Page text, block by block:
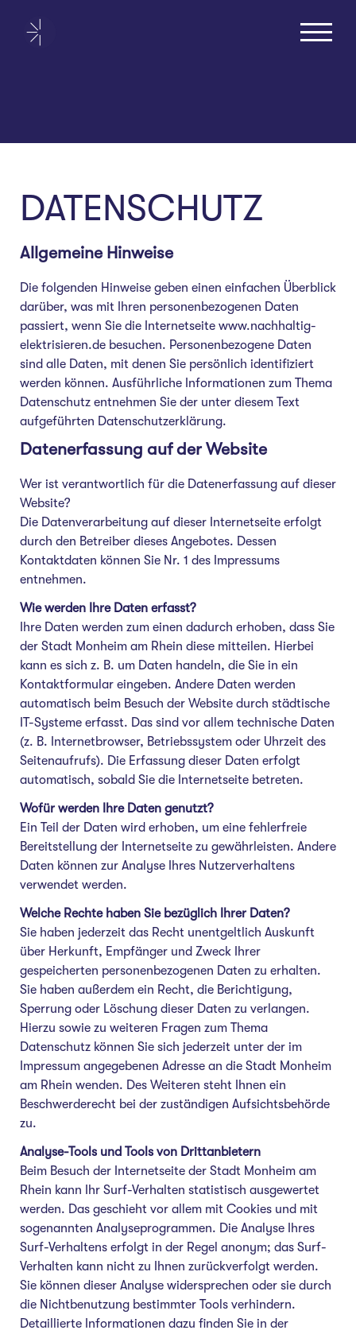
Inhalt
springen
DATENSCHUTZ
Allgemeine Hinweise
Die folgenden Hinweise geben einen einfachen Überblick
darüber, was mit Ihren personenbezogenen Daten
passiert, wenn Sie die Internetseite www.nachhaltig-
elektrisieren.de besuchen. Personenbezogene Daten
sind alle Daten, mit denen Sie persönlich identifiziert
werden können. Ausführliche Informationen zum Thema
Datenschutz entnehmen Sie der unter diesem Text
aufgeführten Datenschutzerklärung.
Datenerfassung auf der Website
Wer ist verantwortlich für die Datenerfassung auf dieser
Website?
Die Datenverarbeitung auf dieser Internetseite erfolgt
durch den Betreiber dieses Angebotes. Dessen
Kontaktdaten können Sie Nr. 1 des Impressums
entnehmen.
Wie werden Ihre Daten erfasst?
Ihre Daten werden zum einen dadurch erhoben, dass Sie
der Stadt Monheim am Rhein diese mitteilen. Hierbei
kann es sich z. B. um Daten handeln, die Sie in ein
Kontaktformular eingeben. Andere Daten werden
automatisch beim Besuch der Website durch städtische
IT-Systeme erfasst. Das sind vor allem technische Daten
(z. B. Internetbrowser, Betriebssystem oder Uhrzeit des
Seitenaufrufs). Die Erfassung dieser Daten erfolgt
automatisch, sobald Sie die Internetseite betreten.
Wofür werden Ihre Daten genutzt?
Ein Teil der Daten wird erhoben, um eine fehlerfreie
Bereitstellung der Internetseite zu gewährleisten. Andere
Daten können zur Analyse Ihres Nutzerverhaltens
verwendet werden.
Welche Rechte haben Sie bezüglich Ihrer Daten?
Sie haben jederzeit das Recht unentgeltlich Auskunft
über Herkunft, Empfänger und Zweck Ihrer
gespeicherten personenbezogenen Daten zu erhalten.
Sie haben außerdem ein Recht, die Berichtigung,
Sperrung oder Löschung dieser Daten zu verlangen.
Hierzu sowie zu weiteren Fragen zum Thema
Datenschutz können Sie sich jederzeit unter der im
Impressum angegebenen Adresse an die Stadt Monheim
am Rhein wenden. Des Weiteren steht Ihnen ein
Beschwerderecht bei der zuständigen Aufsichtsbehörde
zu.
Analyse-Tools und Tools von Drittanbietern
Beim Besuch der Internetseite der Stadt Monheim am
Rhein kann Ihr Surf-Verhalten statistisch ausgewertet
werden. Das geschieht vor allem mit Cookies und mit
sogenannten Analyseprogrammen. Die Analyse Ihres
Surf-Verhaltens erfolgt in der Regel anonym; das Surf-
Verhalten kann nicht zu Ihnen zurückverfolgt werden.
Sie können dieser Analyse widersprechen oder sie durch
die Nichtbenutzung bestimmter Tools verhindern.
Detaillierte Informationen dazu finden Sie in der